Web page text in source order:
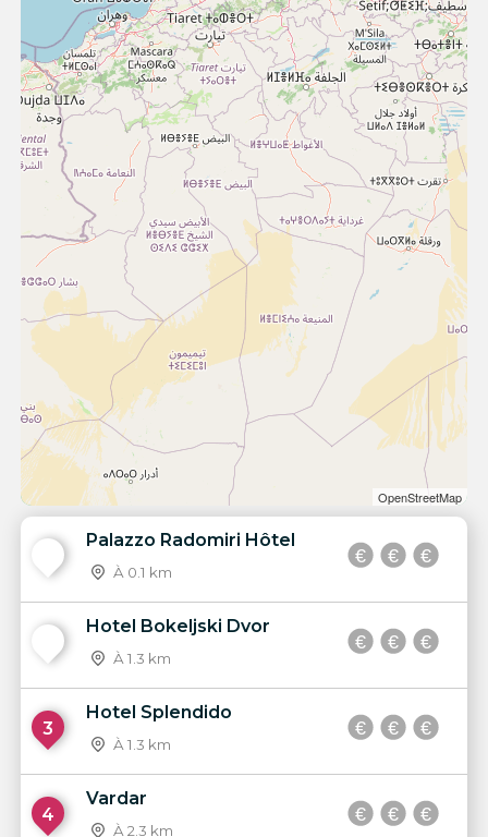
OpenStreetMap
Palazzo Radomiri Hôtel
À 0.1 km
Hotel Bokeljski Dvor
À 1.3 km
3
Hotel Splendido
À 1.3 km
4
Vardar
À 2.3 km